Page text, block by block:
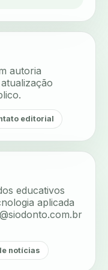
autoria
editorial
educativos
aplicada
notícias